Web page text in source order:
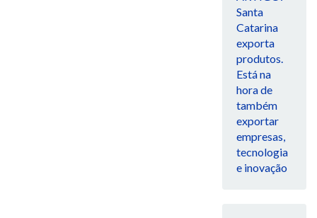
Santa
Catarina
exporta
produtos.
Está na
hora de
também
exportar
empresas,
tecnologia
e inovação